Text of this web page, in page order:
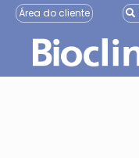
Área do cliente